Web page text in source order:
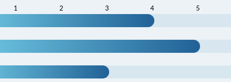
1 2 3 4 5